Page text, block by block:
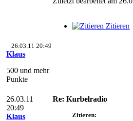
Zitieren
26.03.11 20:49
Klaus
500 und mehr
Punkte
26.03.11
20:49
Klaus
Re: Kurbelradio
Zitieren: